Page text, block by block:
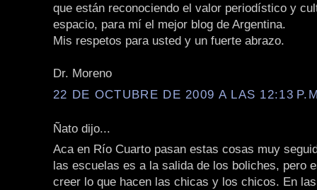
que están reconociendo el valor periodístico y
espacio, para mí el mejor blog de Argentina.
Mis respetos para usted y un fuerte abrazo.
Dr. Moreno
22 DE OCTUBRE DE 2009 A LAS 12:13
Ñato dijo...
Aca en Río Cuarto pasan estas cosas muy
las escuelas es a la salida de los boliches, pero
creer lo que hacen las chicas y los chicos. En